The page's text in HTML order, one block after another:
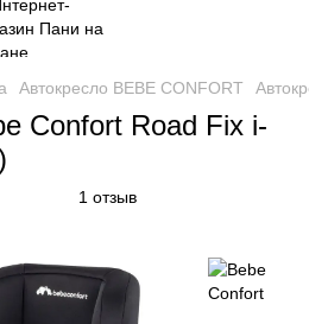
Автокресло BEBE CONFORT
Confort Road Fix i-
1 отзыв